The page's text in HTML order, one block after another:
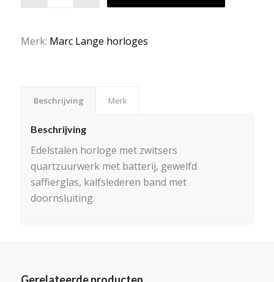
Merk: Marc Lange horloges
Beschrijving Merk
Beschrijving
Edelstalen horloge met zwitsers
quartzuurwerk met batterij, gewelfd
saffierglas, kalfslederen band met
doornsluiting.